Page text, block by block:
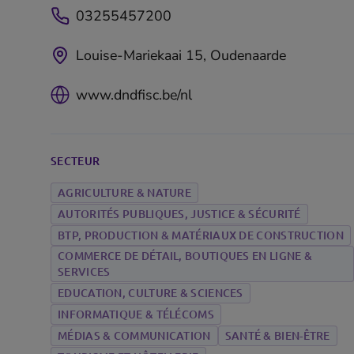
03255457200
Louise-Mariekaai 15, Oudenaarde
www.dndfisc.be/nl
SECTEUR
AGRICULTURE & NATURE
AUTORITÉS PUBLIQUES, JUSTICE & SÉCURITÉ
BTP, PRODUCTION & MATÉRIAUX DE CONSTRUCTION
COMMERCE DE DÉTAIL, BOUTIQUES EN LIGNE &
SERVICES
EDUCATION, CULTURE & SCIENCES
INFORMATIQUE & TÉLÉCOMS
MÉDIAS & COMMUNICATION
SANTÉ & BIEN-ÊTRE